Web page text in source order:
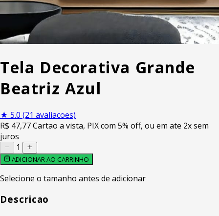
Tela Decorativa Grande
Beatriz Azul
★ 5.0 (21 avaliacoes)
R$ 47,77Cartao a vista, PIX com 5% off, ou em ate 2x sem
juros
1
ADICIONAR AO CARRINHO
Selecione o tamanho antes de adicionar
Descricao